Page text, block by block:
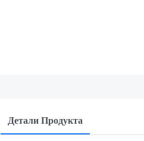
Детали Продукта